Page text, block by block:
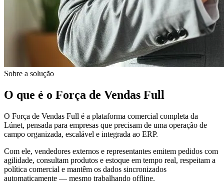
Sobre a solução
O que é o Força de Vendas Full
O Força de Vendas Full é a plataforma comercial completa da
Lúnet, pensada para empresas que precisam de uma operação de
campo organizada, escalável e integrada ao ERP.
Com ele, vendedores externos e representantes emitem pedidos com
agilidade, consultam produtos e estoque em tempo real, respeitam a
política comercial e mantêm os dados sincronizados
automaticamente — mesmo trabalhando offline.